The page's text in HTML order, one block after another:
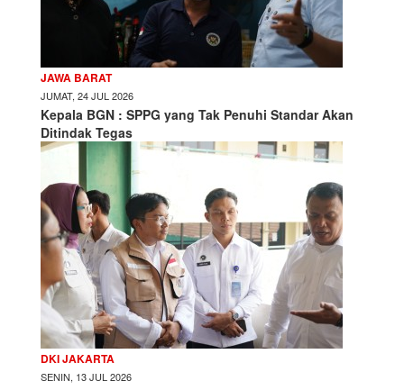
JAWA BARAT
JUMAT, 24 JUL 2026
Kepala BGN : SPPG yang Tak Penuhi Standar Akan
Ditindak Tegas
DKI JAKARTA
SENIN, 13 JUL 2026